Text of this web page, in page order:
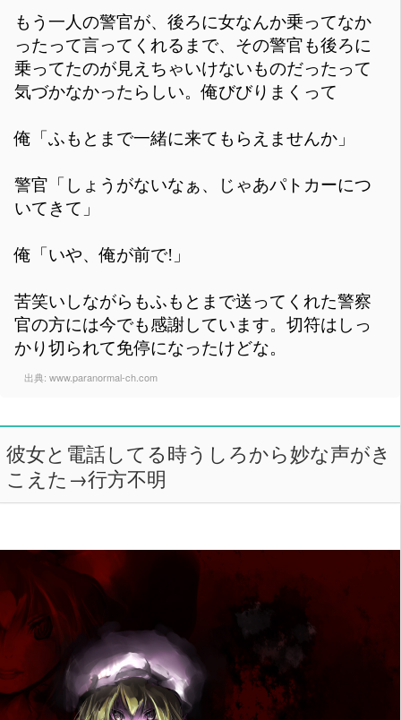
もう一人の警官が、後ろに女なんか乗ってなか
ったって言ってくれるまで、その警官も後ろに
乗ってたのが見えちゃいけないものだったって
気づかなかったらしい。俺びびりまくって
俺「ふもとまで一緒に来てもらえませんか」
警官「しょうがないなぁ、じゃあパトカーにつ
いてきて」
俺「いや、俺が前で!」
苦笑いしながらもふもとまで送ってくれた警察
官の方には今でも感謝しています。切符はしっ
かり切られて免停になったけどな。
出典: www.paranormal-ch.com
彼女と電話してる時うしろから妙な声がき
こえた→行方不明